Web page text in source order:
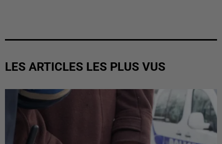
LES ARTICLES LES PLUS VUS